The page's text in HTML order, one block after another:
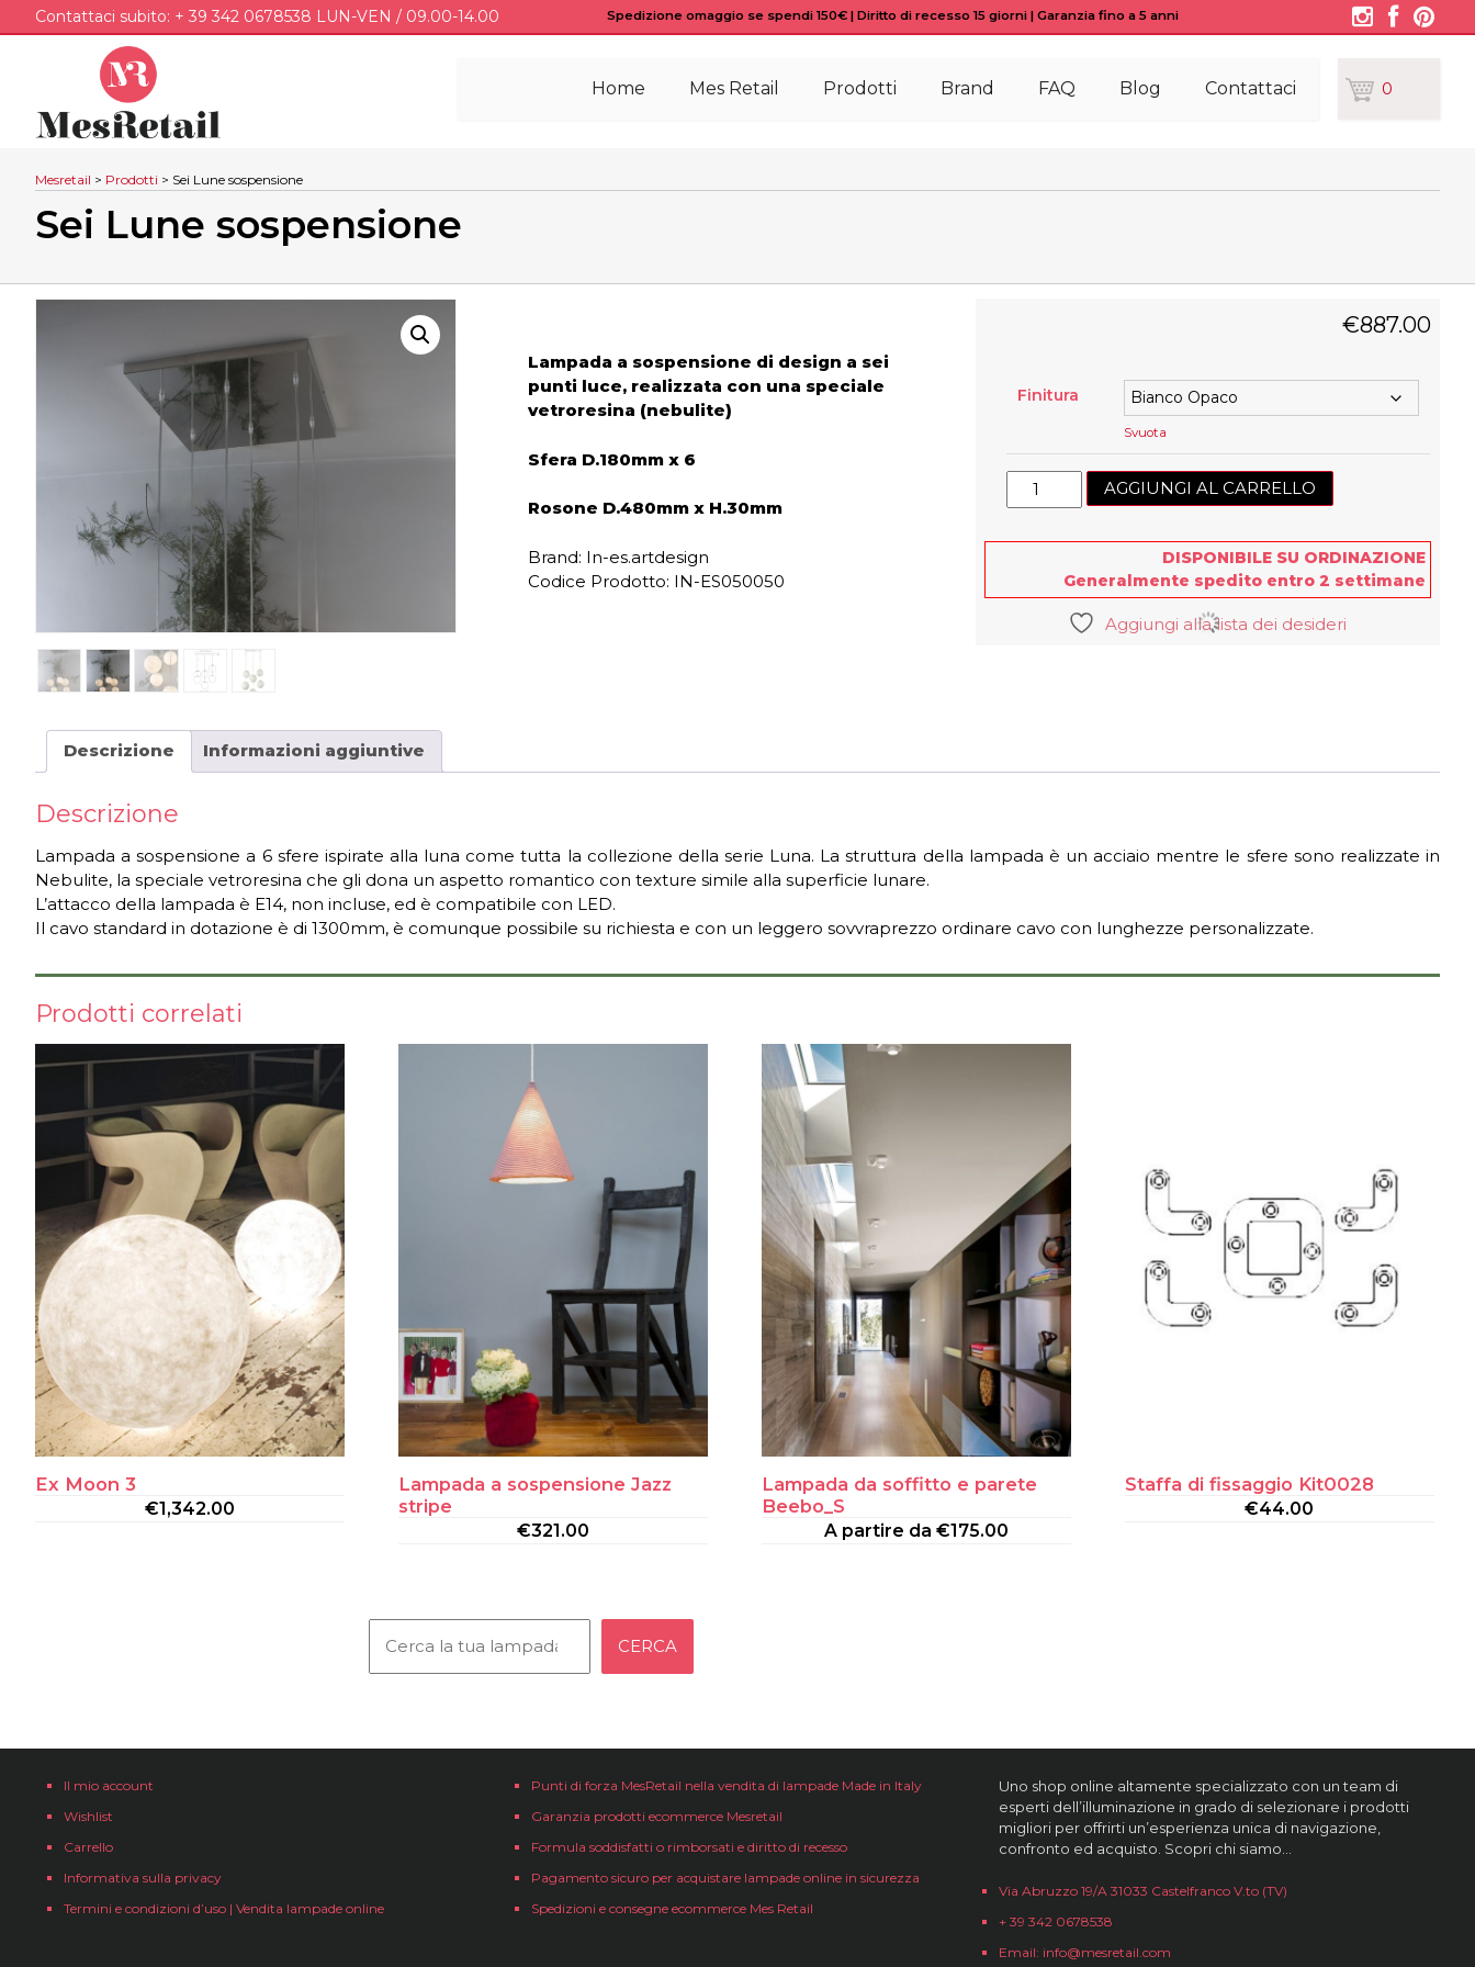
Contattaci subito: + 39 342 0678538 LUN-VEN / 09.00-14.00 Spedizione omaggio se spendi 150€ | Diritto di recesso 15 giorni | Garanzia fino a 5 anni
Home Mes Retail Prodotti Brand FAQ Blog Contattaci 0
Mesretail > Prodotti > Sei Lune sospensione
Sei Lune sospensione
€887.00
Finitura
Svuota
Lune
AGGIUNGI AL CARRELLO
DISPONIBILE SU ORDINAZIONE
Generalmente spedito entro 2 settimane
Aggiungi alla lista dei desideri
Lampada a sospensione di design a sei
punti luce, realizzata con una speciale
vetroresina (nebulite)
Sfera D.180mm x 6
Rosone D.480mm x H.30mm
Brand: In-es.artdesign
Codice Prodotto: IN-ES050050
Descrizione Informazioni aggiuntive
Descrizione
Lampada a sospensione a 6 sfere ispirate alla luna come tutta la collezione della serie Luna. La struttura della lampada è un acciaio mentre le sfere sono realizzate in
Nebulite, la speciale vetroresina che gli dona un aspetto romantico con texture simile alla superficie lunare.
L’attacco della lampada è E14, non incluse, ed è compatibile con LED.
Il cavo standard in dotazione è di 1300mm, è comunque possibile su richiesta e con un leggero sovvraprezzo ordinare cavo con lunghezze personalizzate.
Prodotti correlati
Ex Moon 3
€1,342.00
Lampada a sospensione Jazz
stripe
€321.00
Lampada da soffitto e parete
Beebo_S
A partire da €175.00
Staffa di fissaggio Kit0028
€44.00
CERCA
Il mio account
Wishlist
Carrello
Informativa sulla privacy
Termini e condizioni d’uso | Vendita lampade online
Punti di forza MesRetail nella vendita di lampade Made in Italy
Garanzia prodotti ecommerce Mesretail
Formula soddisfatti o rimborsati e diritto di recesso
Pagamento sicuro per acquistare lampade online in sicurezza
Spedizioni e consegne ecommerce Mes Retail
Uno shop online altamente specializzato con un team di
esperti dell’illuminazione in grado di selezionare i prodotti
migliori per offrirti un’esperienza unica di navigazione,
confronto ed acquisto. Scopri chi siamo…
Via Abruzzo 19/A 31033 Castelfranco V.to (TV)
+ 39 342 0678538
Email: info@mesretail.com